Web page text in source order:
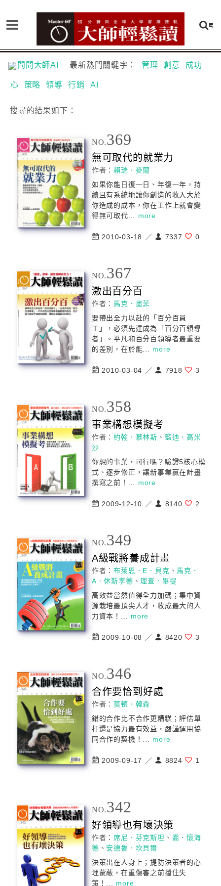
問問大師AI 最新熱門關鍵字： 管理 創意 成功
心 策略 領導 行銷 AI
搜尋的結果如下：
NO.369
無可取代的就業力
作者：賴瑞．麥爾
如果你能日復一日、年復一年，持
續且有系統地讓你創造的收入大於
你造成的成本，你在工作上就會變
得無可取代... more
2010-03-18 ／ 7337 0
NO.367
激出百分百
作者： 馬克．墨菲
要帶出全力以赴的「百分百員
工」，必須先達成為「百分百領導
者」。平凡和百分百領導者最重要
的差別，在於能... more
2010-03-04 ／ 7918 3
NO.358
事業構想模擬考
作者：約翰．慕林斯 、 藍迪．高米
沙
你想的事業，可行嗎？驗證5核心模
式、逐步修正，讓新事業贏在計畫
撰寫之前！... more
2009-12-10 ／ 8140 2
NO.349
A級戰將養成計畫
作者：布萊恩．E．貝克 、 馬克．
A．休斯李德 、理查．畢提
高效益當然值得全力加碼；集中資
源栽培最頂尖人才，收成最大的人
力資本！... more
2009-10-08 ／ 8420 3
NO.346
合作要恰到好處
作者：莫頓．韓森
錯的合作比不合作更糟糕；評估單
打還是協力最有效益，嚴謹運用協
同合作的契機！... more
2009-09-17 ／ 8824 1
NO.342
好領導也有壞決策
作者： 席尼．芬克斯坦 、 喬．懷海
德 、 安德魯．坎貝爾
決策出在人身上；提防決策者的心
理蒙蔽，在重傷害之前擋住失
策！... more